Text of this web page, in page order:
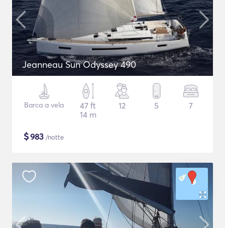
Jeanneau Sun Odyssey 490
Barca a vela
47 ft
14 m
12 5 7
$983 /notte